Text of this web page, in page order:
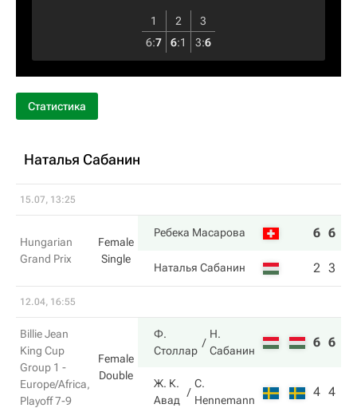
1 2
3
6:7 6:1 3:6
Статистика
Наталья Сабанин
15.07, 13:25
Hungarian
Grand Prix
Female
Single
Ребека Масарова 6 6
Наталья Сабанин 2 3
12.04, 16:55
Billie Jean
King Cup
Group 1 -
Europe/Africa,
Playoff 7-9
Female
Double
Ф.
Столлар
Н.
Сабанин
6 6
Ж. К.
Авад
C.
Hennemann
4 4